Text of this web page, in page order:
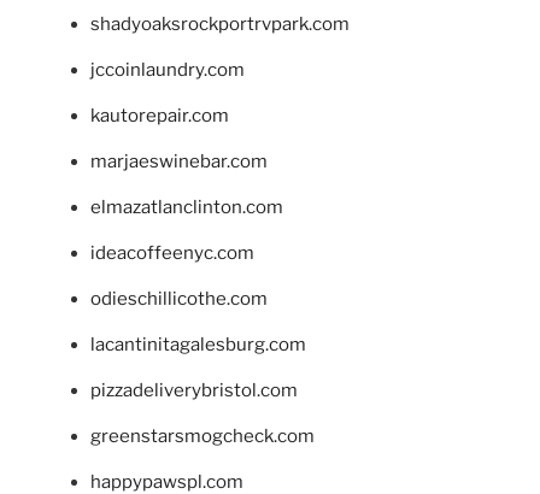
shadyoaksrockportrvpark.com
jccoinlaundry.com
kautorepair.com
marjaeswinebar.com
elmazatlanclinton.com
ideacoffeenyc.com
odieschillicothe.com
lacantinitagalesburg.com
pizzadeliverybristol.com
greenstarsmogcheck.com
happypawspl.com